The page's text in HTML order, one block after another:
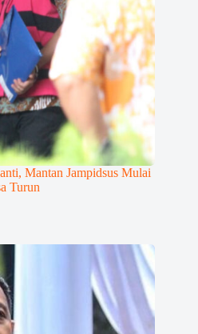
Mantan Jampidsus Mulai
Turun